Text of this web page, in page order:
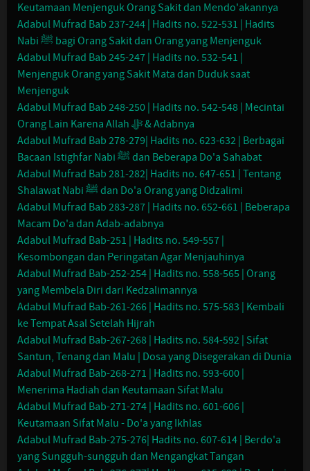
Keutamaan Menjenguk Orang Sakit dan Mendo'akannya
Adabul Mufrad Bab 237-244 | Hadits no. 522-531 | Hadits
Nabi ﷺ bagi Orang Sakit dan Orang yang Menjenguk
Adabul Mufrad Bab 245-247 | Hadits no. 532-541 |
Menjenguk Orang yang Sakit Mata dan Duduk saat
Menjenguk
Adabul Mufrad Bab 248-250 | Hadits no. 542-548 | Mecintai
Orang Lain Karena Allah ﷻ & Adabnya
Adabul Mufrad Bab 278-279| Hadits no. 623-632 | Berbagai
Bacaan Istighfar Nabi ﷺ dan Beberapa Do'a Sahabat
Adabul Mufrad Bab 281-282| Hadits no. 647-651 | Tentang
Shalawat Nabi ﷺ dan Do'a Orang yang Didzalimi
Adabul Mufrad Bab 283-287 | Hadits no. 652-661 | Beberapa
Macam Do'a dan Adab-adabnya
Adabul Mufrad Bab-251 | Hadits no. 549-557 |
Kesombongan dan Peringatan Agar Menjauhinya
Adabul Mufrad Bab-252-254 | Hadits no. 558-565 | Orang
yang Membela Diri dari Kedzalimannya
Adabul Mufrad Bab-261-266 | Hadits no. 575-583 | Kembali
ke Tempat Asal Setelah Hijrah
Adabul Mufrad Bab-267-268 | Hadits no. 584-592 | Sifat
Santun, Tenang dan Malu | Dosa yang Disegerakan di Dunia
Adabul Mufrad Bab-268-271 | Hadits no. 593-600 |
Menerima Hadiah dan Keutamaan Sifat Malu
Adabul Mufrad Bab-271-274 | Hadits no. 601-606 |
Keutamaan Sifat Malu - Do'a yang Ikhlas
Adabul Mufrad Bab-275-276| Hadits no. 607-614 | Berdo'a
yang Sungguh-sungguh dan Mengangkat Tangan